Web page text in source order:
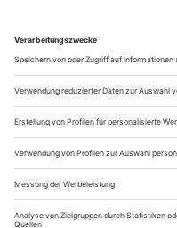
in Kraft.
Aus steuerlichen Gründen
außerhalb Deutschlands
ersichtlich)